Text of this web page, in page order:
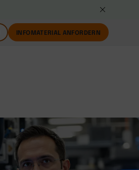
INFOMATERIAL ANFORDERN